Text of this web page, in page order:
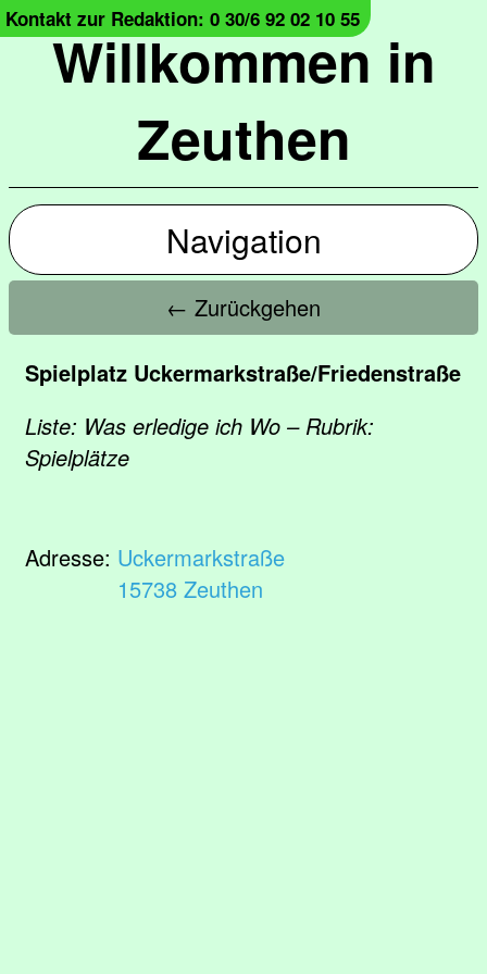
Willkommen in
Zeuthen
Kontakt zur Redaktion: 0 30/6 92 02 10 55
Navigation
← Zurückgehen
Spielplatz Uckermarkstraße/Friedenstraße
Liste: Was erledige ich Wo – Rubrik:
Spielplätze
Adresse: Uckermarkstraße
15738 Zeuthen